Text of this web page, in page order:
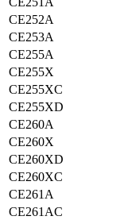
CE252A
CE253A
CE255A
CE255X
CE255XC
CE255XD
CE260A
CE260X
CE260XD
CE260XС
CE261A
CE261AC